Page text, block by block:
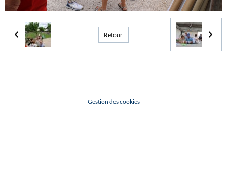
Retour
Gestion des cookies